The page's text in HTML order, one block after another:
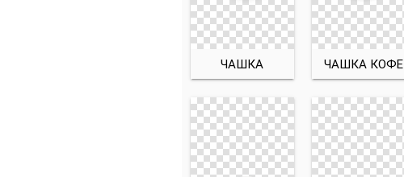
ЧАШКА ЧАШКА КОФЕ